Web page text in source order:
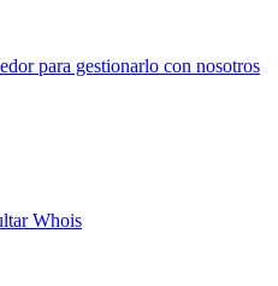
para gestionarlo con nosotros
Whois